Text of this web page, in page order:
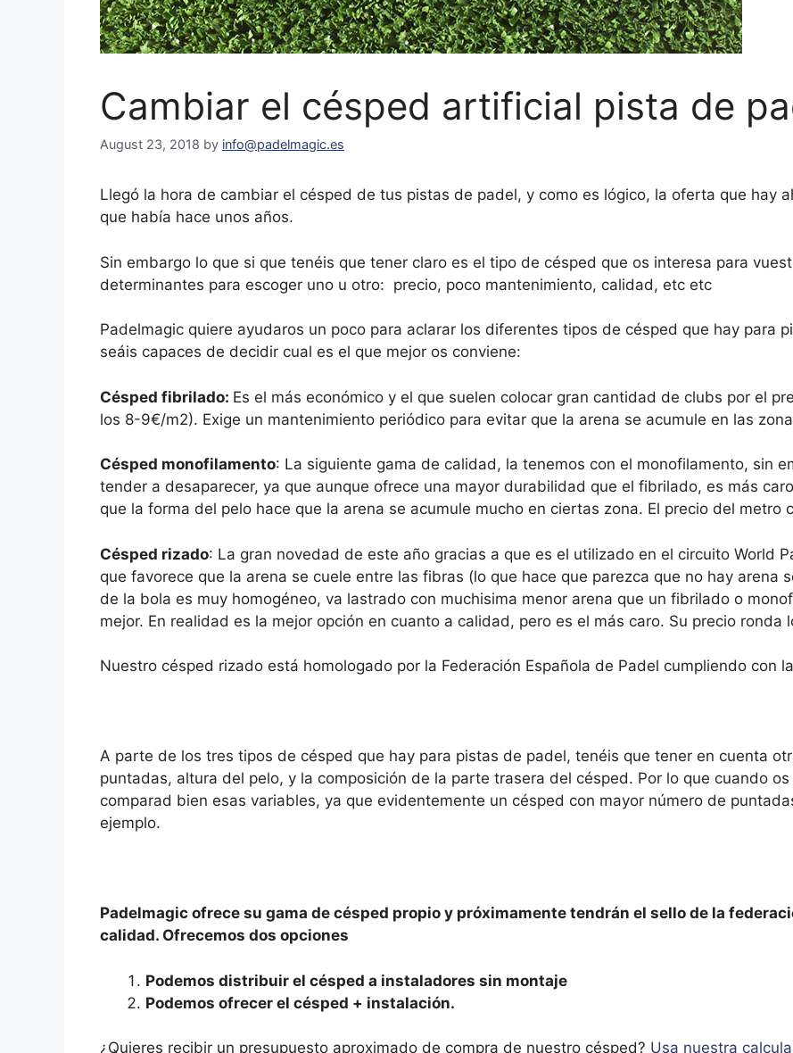
Cambiar el césped artificial pista de
August 23, 2018 by info@padelmagic.es
Llegó la hora de cambiar el césped de tus pistas de padel, y como es lógico, la oferta que hay
que había hace unos años.
Sin embargo lo que si que tenéis que tener claro es el tipo de césped que os interesa para
determinantes para escoger uno u otro: precio, poco mantenimiento, calidad, etc etc
Padelmagic quiere ayudaros un poco para aclarar los diferentes tipos de césped que hay para
seáis capaces de decidir cual es el que mejor os conviene:
Césped fibrilado: Es el más económico y el que suelen colocar gran cantidad de clubs por el
los 8-9€/m2). Exige un mantenimiento periódico para evitar que la arena se acumule en las
Césped monofilamento: La siguiente gama de calidad, la tenemos con el monofilamento, sin
tender a desaparecer, ya que aunque ofrece una mayor durabilidad que el fibrilado, es más
que la forma del pelo hace que la arena se acumule mucho en ciertas zona. El precio del metro
Césped rizado: La gran novedad de este año gracias a que es el utilizado en el circuito World
que favorece que la arena se cuele entre las fibras (lo que hace que parezca que no hay arena
de la bola es muy homogéneo, va lastrado con muchisima menor arena que un fibrilado o
mejor. En realidad es la mejor opción en cuanto a calidad, pero es el más caro. Su precio ronda
Nuestro césped rizado está homologado por la Federación Española de Padel cumpliendo con
A parte de los tres tipos de césped que hay para pistas de padel, tenéis que tener en cuenta
puntadas, altura del pelo, y la composición de la parte trasera del césped. Por lo que cuando
comparad bien esas variables, ya que evidentemente un césped con mayor número de
ejemplo.
Padelmagic ofrece su gama de césped propio y próximamente tendrán el sello de la
calidad. Ofrecemos dos opciones
Podemos distribuir el césped a instaladores sin montaje
Podemos ofrecer el césped + instalación.
¿Quieres recibir un presupuesto aproximado de compra de nuestro césped? Usa nuestra